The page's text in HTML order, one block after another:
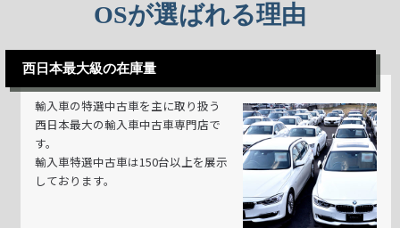
OSが選ばれる理由
西日本最大級の在庫量
輸入車の特選中古車を主に取り扱う
西日本最大の輸入車中古車専門店で
す。
輸入車特選中古車は150台以上を展示
しております。